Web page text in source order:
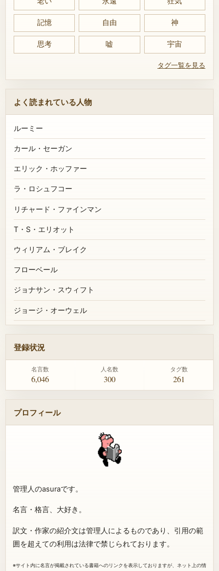
記憶 自由 神
思考 嘘 宇宙
タグ一覧を見る
よく読まれている人物
ルーミー
カール・セーガン
エリック・ホッファー
ラ・ロシュフコー
リチャード・ファインマン
T・S・エリオット
ウィリアム・ブレイク
フローベール
ジョナサン・スウィフト
ジョージ・オーウェル
登録状況
名言数
6,046
人名数
300
タグ数
261
プロフィール
管理人のasuraです。
名言・格言、大好き。
訳文・作家の紹介文は管理人によるものであり、引用の範
囲を超えての利用は法律で禁じられております。
※サイト内に名言が掲載されている書籍へのリンクを表示しておりますが、ネット上の情